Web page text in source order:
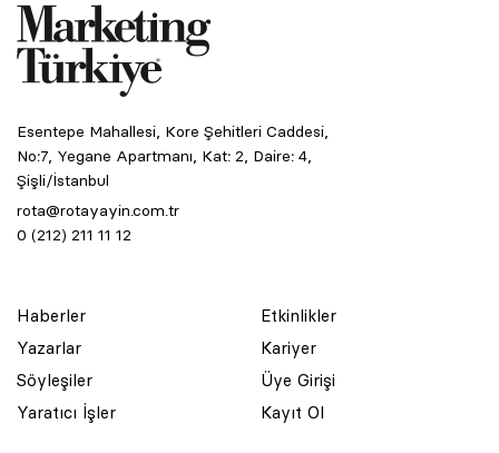
Esentepe Mahallesi, Kore Şehitleri Caddesi,
No:7, Yegane Apartmanı, Kat: 2, Daire: 4,
Şişli/İstanbul
rota@rotayayin.com.tr
0 (212) 211 11 12
Haberler
Yazarlar
Söyleşiler
Yaratıcı İşler
Etkinlikler
Kariyer
Üye Girişi
Kayıt Ol